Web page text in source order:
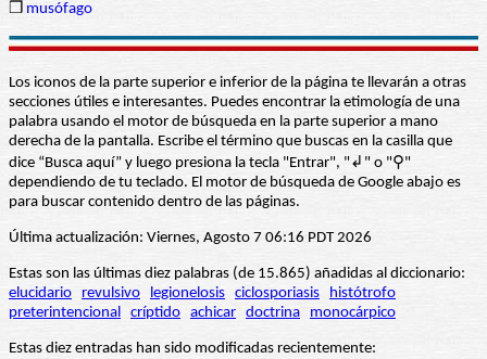
❒ musófago
Los iconos de la parte superior e inferior de la página te llevarán a otras
secciones útiles e interesantes. Puedes encontrar la etimología de una
palabra usando el motor de búsqueda en la parte superior a mano
derecha de la pantalla. Escribe el término que buscas en la casilla que
dice “Busca aquí” y luego presiona la tecla "Entrar", "↲" o "⚲"
dependiendo de tu teclado. El motor de búsqueda de Google abajo es
para buscar contenido dentro de las páginas.
Última actualización: Viernes, Agosto 7 06:16 PDT 2026
Estas son las últimas diez palabras (de 15.865) añadidas al diccionario:
elucidario
revulsivo legionelosis ciclosporiasis
histótrofo
preterintencional críptido achicar doctrina monocárpico
Estas diez entradas han sido modificadas recientemente: